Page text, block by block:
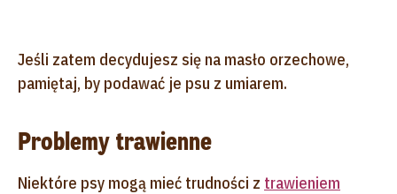
Jeśli zatem decydujesz się na masło orzechowe,
pamiętaj, by podawać je psu z umiarem.
Problemy trawienne
Niektóre psy mogą mieć trudności z trawieniem